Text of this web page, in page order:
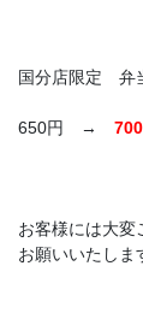
国分店限定 弁
650円 →
お客様には大変
お願いいたしま